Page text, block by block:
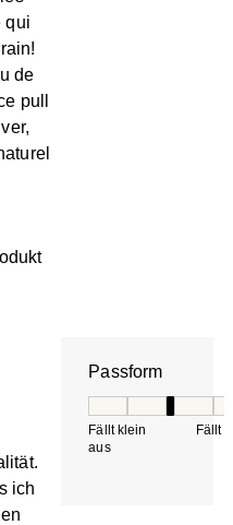
qui
de
pull
ich
Passform
Fällt klein
aus
Fällt